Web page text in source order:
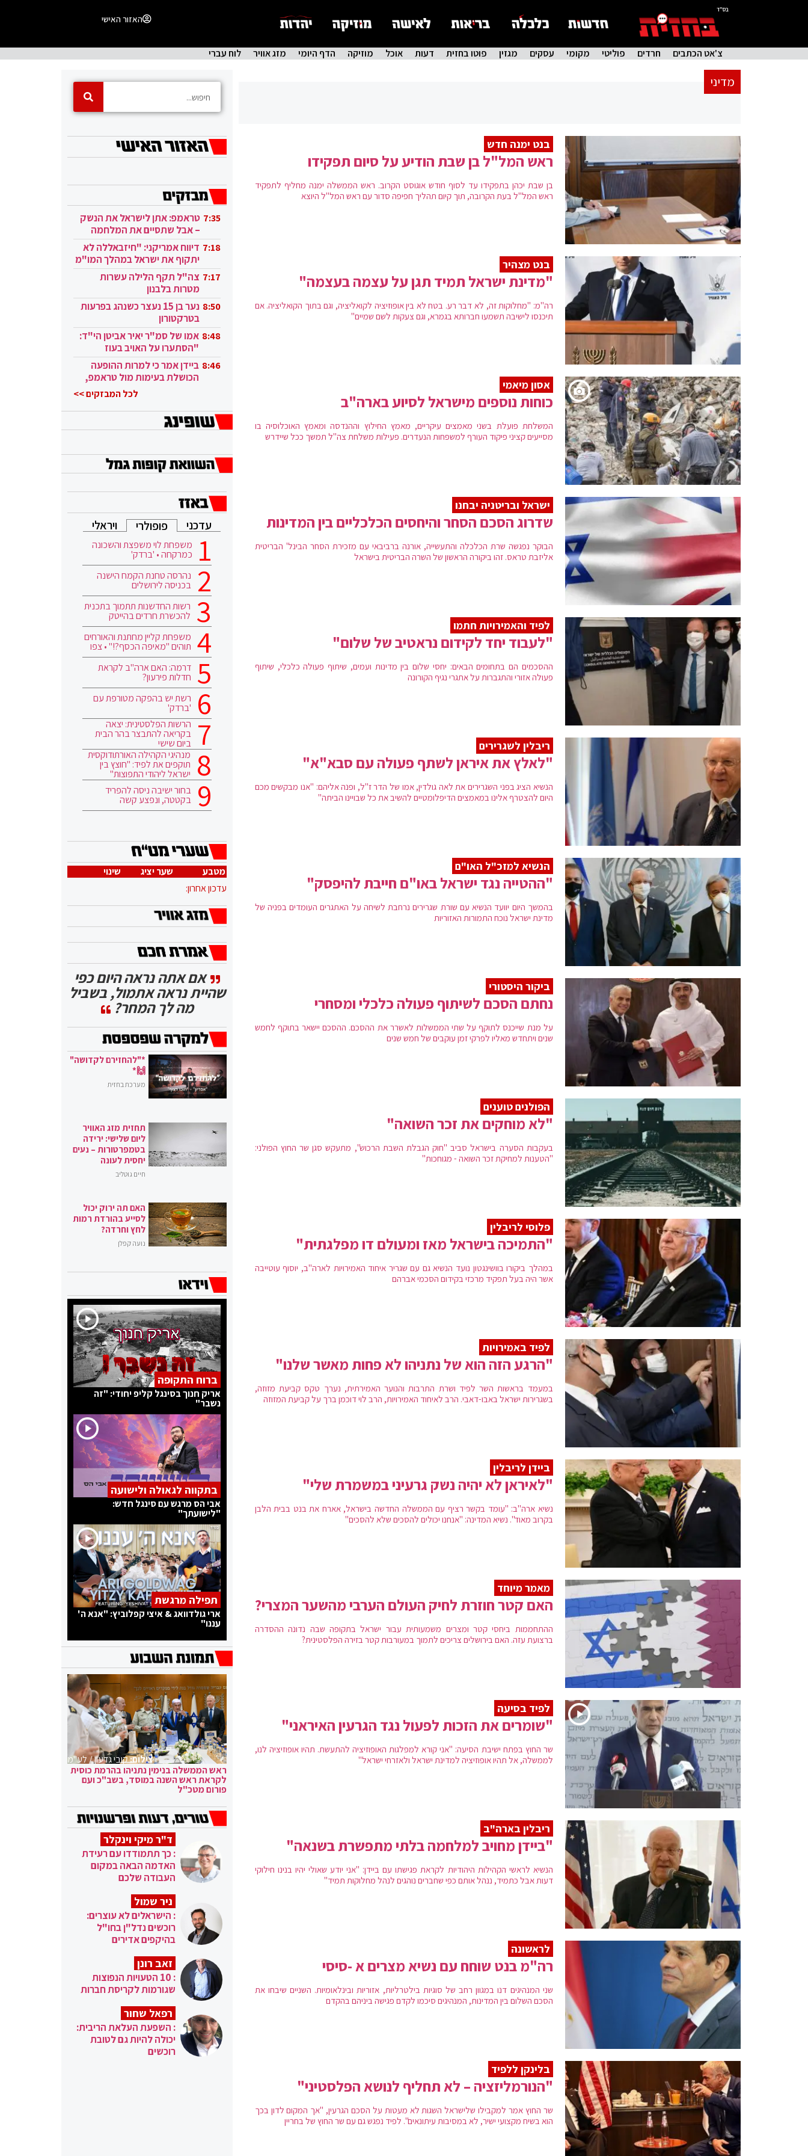
בס"ד
האזור האישי
צ'אט הכתבים חרדים פוליטי מקומי עסקים מגזין פוטו בחזית דעות אוכל מוזיקה הדף היומי מזג אוויר לוח עברי
מדיני
בנט ימנה חדש
ראש המל"ל בן שבת הודיע על סיום תפקידו
בן שבת יכהן בתפקידו עד לסוף חודש אוגוסט הקרוב. ראש הממשלה ימנה מחליף לתפקיד
ראש המל"ל בעת הקרובה, תוך קיום תהליך חפיפה סדור עם ראש המל"ל היוצא
בנט מצהיר
"מדינת ישראל תמיד תגן על עצמה בעצמה"
רה"מ: "מחלוקות זה, לא דבר רע. בטח לא בין אופוזיציה לקואליציה, וגם בתוך הקואליציה. אם
תיכנסו לישיבה תשמעו חברותא בגמרא, וגם צעקות לשם שמיים"
אסון מיאמי
כוחות נוספים מישראל לסיוע בארה"ב
המשלחת פועלת בשני מאמצים עיקריים, מאמץ החילוץ וההנדסה ומאמץ האוכלוסיה בו
מסייעים קציני פיקוד העורף למשפחות הנעדרים. פעילות משלחת צה"ל תמשך ככל שיידרש
ישראל ובריטניה יבחנו
שדרוג הסכם הסחר והיחסים הכלכליים בין המדינות
הבוקר נפגשה שרת הכלכלה והתעשייה, אורנה ברביבאי עם מזכירת הסחר הבינל' הבריטית
אליזבת טראס. זהו ביקורה הראשון של השרה הבריטית בישראל
לפיד והאמירויות חתמו
"לעבוד יחד לקידום נראטיב של שלום"
ההסכמים הם בתחומים הבאים: יחסי שלום בין מדינות ועמים, שיתוף פעולה כלכלי, שיתוף
פעולה אזורי והתגברות על אתגרי נגיף הקורונה
ריבלין לשגרירים
"לאלץ את איראן לשתף פעולה עם סבא"א"
הנשיא הציג בפני השגרירים את לאה גולדין, אמו של הדר ז"ל, ופנה אליהם: "אנו מבקשים מכם
היום להצטרף אלינו במאמצים הדיפלומטיים להשיב את כל שבויינו הביתה"
הנשיא למזכ"ל האו"ם
"ההטייה נגד ישראל באו"ם חייבת להיפסק"
בהמשך היום יוועד הנשיא עם שורת שגרירים נרחבת לשיחה על האתגרים העומדים בפניה של
מדינת ישראל נוכח התמורות האזוריות
ביקור היסטורי
נחתם הסכם לשיתוף פעולה כלכלי ומסחרי
על מנת שייכנס לתוקף על שתי הממשלות לאשרר את ההסכם. ההסכם יישאר בתוקף לחמש
שנים ויתחדש מאליו לפרקי זמן עוקבים של חמש שנים
הפולנים טוענים
"לא מוחקים את זכר השואה"
בעקבות הסערה בישראל סביב "חוק הגבלת השבת הרכוש", מתעקש סגן שר החוץ הפולני:
"הטענות למחיקת זכר השואה - מגוחכות"
פלוסי לריבלין
"התמיכה בישראל מאז ומעולם דו מפלגתית"
במהלך ביקורו בוושינגטון נועד הנשיא גם עם שגריר איחוד האמירויות לארה"ב, יוסוף עוטייבה
אשר היה בעל תפקיד מרכזי בקידום הסכמי אברהם
לפיד באמירויות
"הרגע הזה הוא של נתניהו לא פחות מאשר שלנו"
במעמד בראשות השר לפיד ושרת התרבות והנוער האמירתית, נערך טקס קביעת מזוזה,
בשגרירות ישראל באבו-דאבי. הרב לאיחוד האמירויות, הרב לוי דוכמן ברך על קביעת המזוזה
ביידן לריבלין
"לאיראן לא יהיה נשק גרעיני במשמרת שלי"
נשיא ארה"ב: "עומד בקשר רציף עם הממשלה החדשה בישראל, אארח את בנט בבית הלבן
בקרוב מאוד". נשיא המדינה: "אנחנו יכולים להסכים שלא להסכים"
מאמר מיוחד
האם קטר חוזרת לחיק העולם הערבי מהשער המצרי?
ההתחממות ביחסי קטר ומצרים משמעותית עבור ישראל בתקופה שבה נדונה ההסדרה
ברצועת עזה. האם בירושלים צריכים לתמוך במעורבות קטר בזירה הפלסטינית?
לפיד בסיעה
"שומרים את הזכות לפעול נגד הגרעין האיראני"
שר החוץ בפתח ישיבת הסיעה: "אני קורא למפלגות האופוזיציה להתעשת. תהיו אופוזיציה לנו,
לממשלה, אל תהיו אופוזיציה למדינת ישראל ולאזרחי ישראל"
ריבלין בארה"ב
"ביידן מחויב למלחמה בלתי מתפשרת בשנאה"
הנשיא לראשי הקהילות היהודיות לקראת פגישתו עם ביידן: "אני יודע שאולי יהיו בנינו חילוקי
דעות אבל כתמיד, ננהל אותם כפי שחברים נוהגים לנהל מחלוקות תמיד"
לראשונה
רה"מ בנט שוחח עם נשיא מצרים א -סיסי
שני המנהיגים דנו במגוון רחב של סוגיות בילטרליות, אזוריות ובינלאומיות. השניים שיבחו את
הסכם השלום בין המדינות, המנהיגים סיכמו לקדם פגישה ביניהם בהקדם
בלינקן ללפיד
"הנורמליזציה – לא תחליף לנושא הפלסטיני"
שר החוץ אמר למקבילו שלישראל השגות לא מעטות על הסכם הגרעין, "אך המקום לדון בכך
הוא בשיח מקצועי ישיר, לא במסיבות עיתונאים". לפיד נפגש גם עם שר החוץ של בחריין
7:35 טראמפ: אתן לישראל את הנשק
– אבל שתסיים את המלחמה
בעזה 7:18 דיווח אמריקני: "חיזבאללה לא
יתקוף את ישראל במהלך המו"מ
בקטאר" 7:17 צה"ל תקף הלילה עשרות
מטרות בלבנון
8:50
נער בן 15 נעצר כשנהג בפרעות
בטרקטורון
8:48 אמו של סמ"ר יאיר אביטן הי"ד:
"הסתערו על האויב בעוז
ובגבורה" 8:46 ביידן אמר כי למרות ההופעה
הכושלת בעימות מול טראמפ,
לכל המבזקים >>
עדכני פופולרי ויראלי
משפחת לוי משפצת והשכונה
כמרקחה • 'ברדק'
נהרסה טחנת הקמח הישנה
בכניסה לירושלים
רשות החדשנות תתמוך בתכנית
להכשרת חרדים בהייטק
משפחת קליין מחתנת והאורחים
תוהים "מאיפה הכסף?!" • צפו
דרמה: האם ארה"ב לקראת
חדלות פירעון?
רשת יש בהפקה מטורפת עם
'ברדק'
הרשות הפלסטינית: יצאה
בקריאה להתבצר בהר הבית
ביום שישי
מנהיגי הקהילה האורתודוקסית
תוקפים את לפיד: "חוצץ בין
ישראל ליהודי התפוצות"
בחור ישיבה ניסה להפריד
בקטטה, ונפצע קשה
מטבע שער יציג
שינוי
עדכון אחרון:
אם אתה נראה היום כפי
שהיית נראה אתמול, בשביל
מה לך המחר?
*"להחזירם לקדושה"
🙌*
מערכת בחזית
תחזית מזג האוויר
ליום שלישי: ירידה
בטמפרטורות – נעים
יחסית לעונה
חיים גוטליב
האם תה ירוק יכול
לסייע בהורדת רמות
לחץ וחרדה?
נועה קפלן
ברוח התקופה
אריק חנוך בסינגל קליפ יחודי: "זה
נשבר"
בתקווה לגאולה ולישועה
אבי הס מרגש עם סינגל חדש:
"לישועתך"
תפילה מרגשת
ארי גולדוואג & איצי קפלוביץ: "אנא ה'
עננו"
צילום:קובי גדעון / לע"מ
ראש הממשלה בנימין נתניהו בהרמת כוסית
לקראת ראש השנה במוסד, בשב"כ ועם
פורום מטכ"ל
ד"ר מיקי וינקלר
: כך תתמודדו עם רעידת
האדמה הבאה במקום
העבודה שלכם
ניר שמול
: הישראלים לא עוצרים:
רוכשים נדל"ן בחו"ל
בהיקפים אדירים
זאב רונן
: 10 הטעויות הנפוצות
שגורמות לקריסת חברות
רפאל שחור
: השפעת העלאת הריבית:
יכולה להיות גם לטובת
רוכשים